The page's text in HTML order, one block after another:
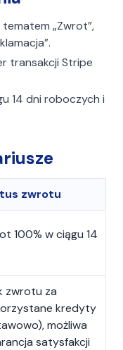
tematem „Zwrot”,
transakcji Stripe
14 dni roboczych i
zwrotu
100% w ciągu 14
zwrotu za
kredyty
możliwa
satysfakcji